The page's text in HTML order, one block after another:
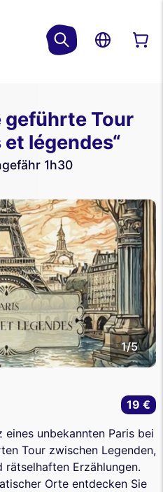
geführte Tour
légendes“
1h30
1/5
eines unbekannten Paris bei
Tour zwischen Legenden,
Erzählungen.
Orte entdecken Sie
19 €